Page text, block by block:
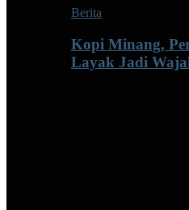
Berita
Kopi Minang,
Layak Jadi